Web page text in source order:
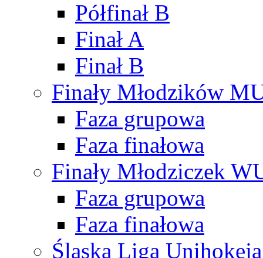
Półfinał B
Finał A
Finał B
Finały Młodzików
Faza grupowa
Faza finałowa
Finały Młodziczek
Faza grupowa
Faza finałowa
Śląska Liga Unihokeja